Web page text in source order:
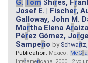
G. Tom Shires, Fr
Josef E. | Fischer,
Galloway, John M.
Martha Elena Ar
Pérez Gómez, Jor
Samperio by Schwar
Publication: México : McGr
Interamericana, 2000 . 2